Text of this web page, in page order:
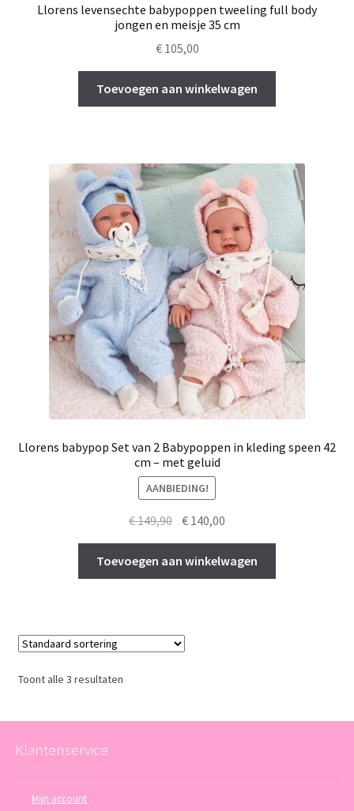
Llorens levensechte babypoppen tweeling full body
jongen en meisje 35 cm
€105,00
Toevoegen aan winkelwagen
Llorens babypop Set van 2 Babypoppen in kleding speen 42
cm – met geluid
AANBIEDING!
€149,90 Oorspronkelijke
was:
€ 149,90.
€ 140,00
is:
€ 140,00.
Toevoegen aan winkelwagen
Toont alle 3 resultaten
Klantenservice
Mijn account